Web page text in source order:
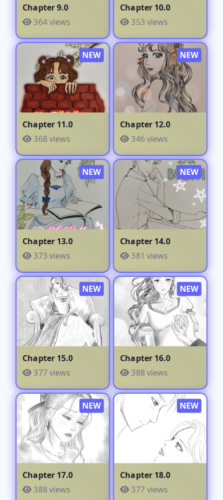
Chapter 9.0
364 views
Chapter 10.0
353 views
Chapter 11.0
368 views
Chapter 12.0
346 views
Chapter 13.0
373 views
Chapter 14.0
381 views
Chapter 15.0
377 views
Chapter 16.0
388 views
Chapter 17.0
388 views
Chapter 18.0
377 views